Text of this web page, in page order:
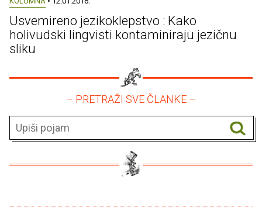
Usvemireno jezikoklepstvo : Kako
holivudski lingvisti kontaminiraju jezičnu
sliku
– PRETRAŽI SVE ČLANKE –